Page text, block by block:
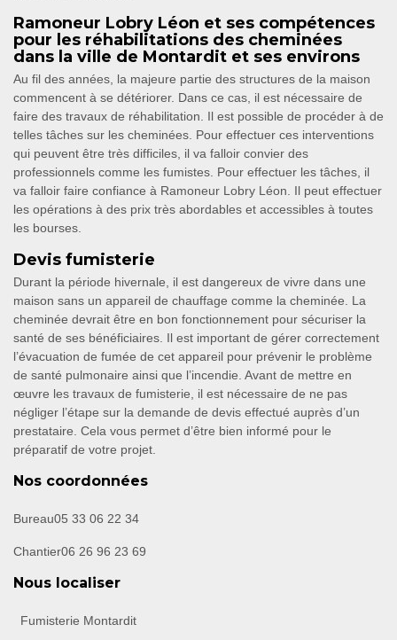
Ramoneur Lobry Léon et ses compétences
pour les réhabilitations des cheminées
dans la ville de Montardit et ses environs
Au fil des années, la majeure partie des structures de la maison
commencent à se détériorer. Dans ce cas, il est nécessaire de
faire des travaux de réhabilitation. Il est possible de procéder à de
telles tâches sur les cheminées. Pour effectuer ces interventions
qui peuvent être très difficiles, il va falloir convier des
professionnels comme les fumistes. Pour effectuer les tâches, il
va falloir faire confiance à Ramoneur Lobry Léon. Il peut effectuer
les opérations à des prix très abordables et accessibles à toutes
les bourses.
Devis fumisterie
Durant la période hivernale, il est dangereux de vivre dans une
maison sans un appareil de chauffage comme la cheminée. La
cheminée devrait être en bon fonctionnement pour sécuriser la
santé de ses bénéficiaires. Il est important de gérer correctement
l’évacuation de fumée de cet appareil pour prévenir le problème
de santé pulmonaire ainsi que l’incendie. Avant de mettre en
œuvre les travaux de fumisterie, il est nécessaire de ne pas
négliger l’étape sur la demande de devis effectué auprès d’un
prestataire. Cela vous permet d’être bien informé pour le
préparatif de votre projet.
Nos coordonnées
Bureau05 33 06 22 34
Chantier06 26 96 23 69
Nous localiser
Fumisterie Montardit